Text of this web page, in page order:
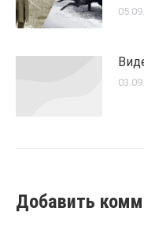
Добавить